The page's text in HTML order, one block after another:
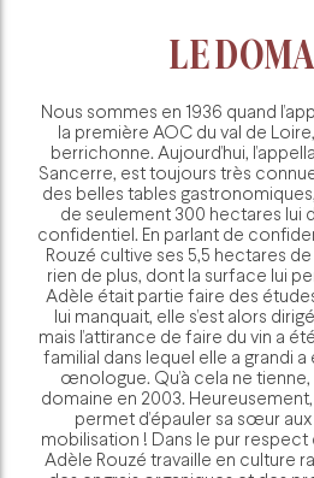
LE
Nous sommes en 1936 quand
la première AOC du val de
berrichonne. Aujourd’hui,
Sancerre, est toujours très
des belles tables
de seulement 300 hectares lui
confidentiel. En parlant de
Rouzé cultive ses 5,5 hectares
rien de plus, dont la surface lui
Adèle était partie faire des
lui manquait, elle s’est alors
mais l’attirance de faire du vin a
familial dans lequel elle a grandi
œnologue. Qu’à cela ne
domaine en 2003.
permet d’épauler sa sœur
mobilisation ! Dans le pur
Adèle Rouzé travaille en culture